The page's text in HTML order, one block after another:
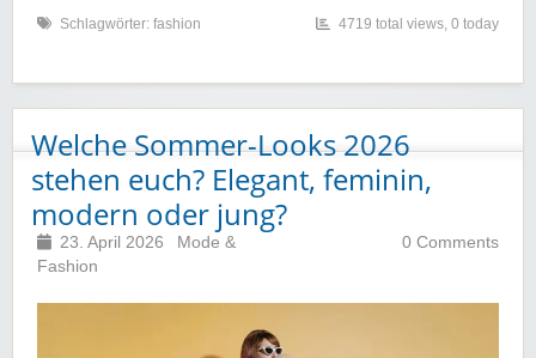
Schlagwörter: fashion 4719 total views, 0 today
Welche Sommer-Looks 2026
stehen euch? Elegant, feminin,
modern oder jung?
23. April 2026
Mode &
Fashion
0 Comments